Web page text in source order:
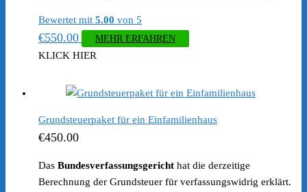
Bewertet mit 5.00 von 5
€550.00 MEHR ERFAHREN
KLICK HIER
Grundsteuerpaket für ein Einfamilienhaus
€450.00
Das Bundesverfassungsgericht hat die derzeitige
Berechnung der Grundsteuer für verfassungswidrig erklärt.